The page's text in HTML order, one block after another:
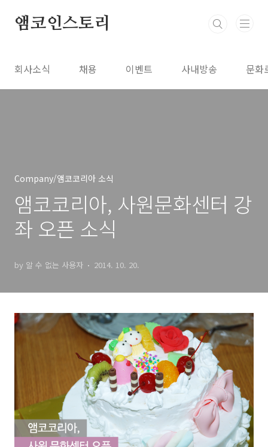
앰코인스토리
회사소식 채용 이벤트 사내방송 문화
Company/앰코코리아 소식
앰코코리아, 사원문화센터 강
좌 오픈 소식
by 알 수 없는 사용자 2014. 10. 20.